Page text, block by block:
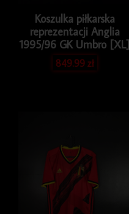
Koszulka piłkarska
reprezentacji Anglia
1995/96 GK Umbro [XL]
849.99zł